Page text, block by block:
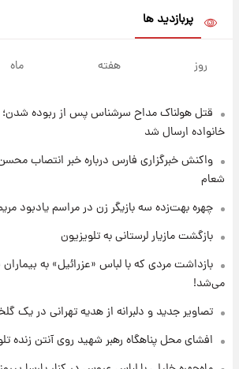
شوید+ فیلم
۷ ساعت پیش
قیمت محصولات
۱۷ مرداد ۱۴۰۵
یک پیش ‌بینی مهم برای
۲۱ ساعت پیش
بازیکن به درد نخور
پربازدید ها
روز هفته ماه
قتل هولناک مداح سرشناس پس از ربوده شدن؛
خانواده ارسال شد
واکنش خبرگزاری فارس درباره خبر انتصاب
شعام
چهره بهت‌زده سه بازیگر زن در مراسم یادبود
بازگشت مازیار لرستانی به تلویزیون
بازداشت مردی که با لباس «عزرائیل» به
می‌شد!
تصاویر جدید و دلبرانه از هدیه تهرانی در یک
افشای محل پناهگاه‌ رهبر شهید روی آنتن زنده